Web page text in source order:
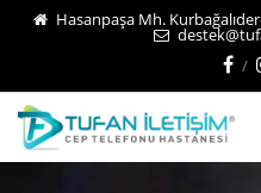
Hasanpaşa Mh.